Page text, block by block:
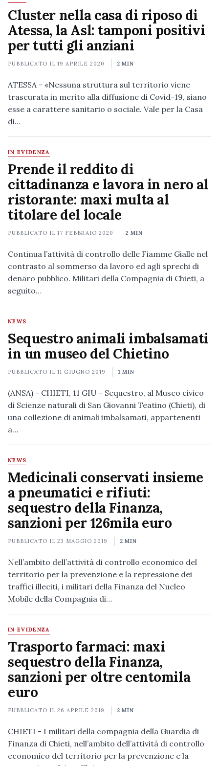
Cluster nella casa di riposo di
Atessa, la Asl: tamponi positivi
per tutti gli anziani
PUBBLICATO IL19 APRILE 2020 2 MIN
ATESSA - «Nessuna struttura sul territorio viene
trascurata in merito alla diffusione di Covid-19, siano
esse a carattere sanitario o sociale. Vale per la Casa
di…
IN EVIDENZA
Prende il reddito di
cittadinanza e lavora in nero al
ristorante: maxi multa al
titolare del locale
PUBBLICATO IL17 FEBBRAIO 2020 2 MIN
Continua l’attività di controllo delle Fiamme Gialle nel
contrasto al sommerso da lavoro ed agli sprechi di
denaro pubblico. Militari della Compagnia di Chieti, a
seguito…
NEWS
Sequestro animali imbalsamati
in un museo del Chietino
PUBBLICATO IL11 GIUGNO 2019 1 MIN
(ANSA) - CHIETI, 11 GIU - Sequestro, al Museo civico
di Scienze naturali di San Giovanni Teatino (Chieti), di
una collezione di animali imbalsamati, appartenenti
a…
NEWS
Medicinali conservati insieme
a pneumatici e rifiuti:
sequestro della Finanza,
sanzioni per 126mila euro
PUBBLICATO IL23 MAGGIO 2019 2 MIN
Nell’ambito dell’attività di controllo economico del
territorio per la prevenzione e la repressione dei
traffici illeciti, i militari della Finanza del Nucleo
Mobile della Compagnia di…
IN EVIDENZA
Trasporto farmaci: maxi
sequestro della Finanza,
sanzioni per oltre centomila
euro
PUBBLICATO IL26 APRILE 2019 2 MIN
CHIETI - I militari della compagnia della Guardia di
Finanza di Chieti, nell’ambito dell’attività di controllo
economico del territorio per la prevenzione e la